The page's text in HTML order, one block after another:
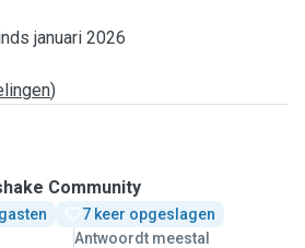
januari 2026
)
Community
7 keer opgeslagen
Antwoordt meestal